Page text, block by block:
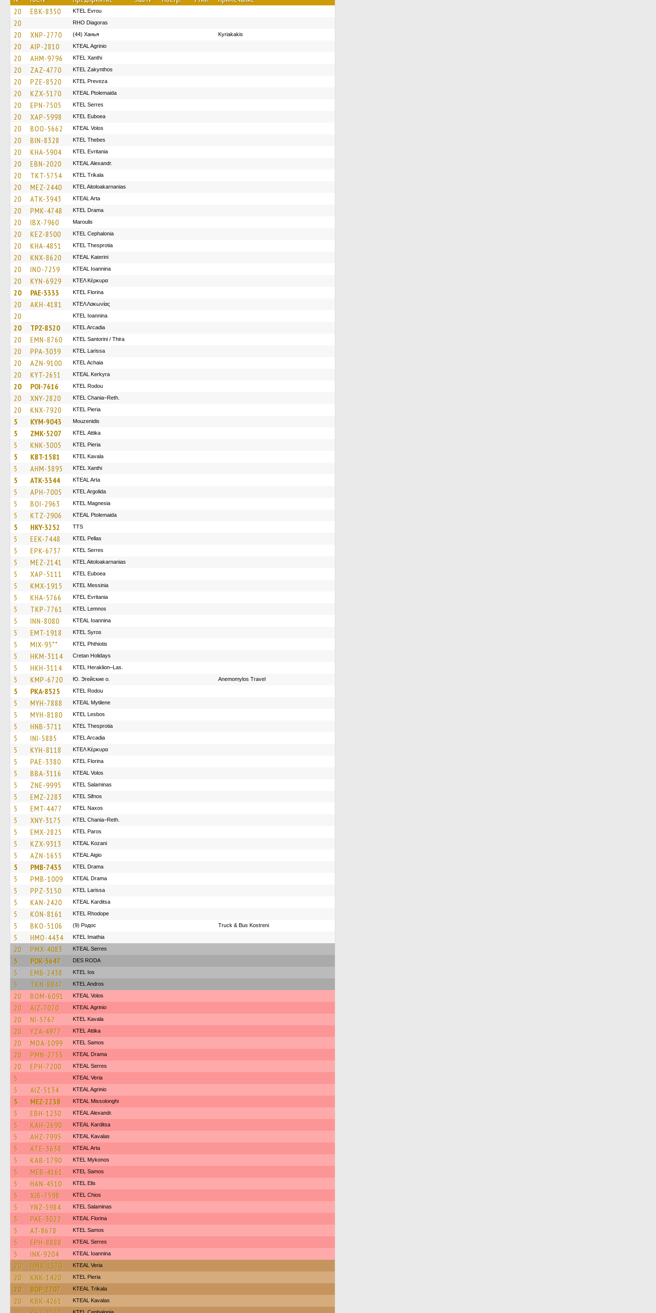
20 EBK-8350 KTEL Evrou
20 RHO Diagoras
20 XNP-2770 (44) Ханья Kyriakakis
20 AIP-2810 KTEAL Agrinio
20 AHM-9796 KTEL Xanthi
20 ZAZ-4770 KTEL Zakynthos
20 PZE-8520 KTEL Preveza
20 KZX-5170 KTEAL Ptolemaida
20 EPN-7505 KTEL Serres
20 XAP-5998 ΚΤΕL Euboea
20 BOO-5662 KTEAL Volos
20 BIN-8328 KTEL Thebes
20 KHA-5904 ΚΤΕL Evritania
20 EBN-2020 KTEAL Alexandr.
20 TKT-5754 ΚΤΕL Τrikala
20 MEZ-2440 KTEL Aitoloakarnanias
20 ATK-3943 KTEAL Arta
20 PMK-4748 KTEL Drama
20 IBX-7960 Maroulis
20 KEZ-8500 KTEL Cephalonia
20 KHA-4851 KTEL Thesprotia
20 KNX-8620 KTEAL Katerini
20 INO-7259 KTEAL Ioannina
20 KYN-6929 ΚΤΕΛ Κέρκυρα
20 PAE-3333 KTEL Florina
20 AKH-4181 ΚΤΕΛ Λακωνίας
20 KTEL Ioannina
20 TPZ-8520 KTEL Arcadia
20 EMN-8760 KTEL Santorini / Thira
20 PPA-3039 KTEL Larissa
20 AZN-9100 KTEL Achaia
20 KYT-2651 KTEAL Kerkyra
20 POI-7616 ΚΤΕL Rodou
20 XNY-2820 KTEL Chania–Reth.
20 KNX-7920 KTEL Pieria
5 KYM-9043 Mouzenidis
5 ZMK-5207 KΤΕL Αttika
5 KNK-3005 KTEL Pieria
5 KBT-1581 KTEL Kavala
5 AHM-3895 KTEL Xanthi
5 ATK-3344 KTEAL Arta
5 APH-7005 KTEL Argolida
5 BOI-2963 ΚΤΕL Magnesia
5 KTZ-2906 KTEAL Ptolemaida
5 HKY-3252 TTS
5 EEK-7448 KTEL Pellas
5 EPK-6737 KTEL Serres
5 MEZ-2141 KTEL Aitoloakarnanias
5 XAP-5111 ΚΤΕL Euboea
5 KMX-1915 KTEL Messinia
5 KHA-5766 ΚΤΕL Evritania
5 TKP-7761 KTEL Lemnos
5 INN-8080 KTEAL Ioannina
5 EMT-1918 KTEL Syros
5 MIX-95** ΚΤΕL Phthiotis
5 HKM-3114 Cretan Holidays
5 HKH-3114 KTEL Heraklion–Las.
5 KMP-6720 Ю. Эгейские о. Anemomylos Travel
5 PKA-8525 ΚΤΕL Rodou
5 MYH-7888 KTEAL Mytilene
5 MYH-8180 KTEL Lesbos
5 HNB-3711 KTEL Thesprotia
5 INI-5885 KTEL Arcadia
5 KYH-8118 ΚΤΕΛ Κέρκυρα
5 PAE-3380 KTEL Florina
5 BBA-3116 KTEAL Volos
5 ZNE-9995 KTEL Salaminas
5 EMZ-2283 KTEL Sifnos
5 EMT-4477 KTEL Naxos
5 XNY-3175 KTEL Chania–Reth.
5 EMX-2825 KTEL Paros
5 KZX-9313 KTEAL Kozani
5 AZN-1655 KTEAL Aigio
5 PMB-7435 KTEL Drama
5 PMB-1009 KTEAL Drama
5 PPZ-3150 KTEL Larissa
5 KAN-2420 KTEAL Karditsa
5 KON-8161 KTEL Rhodope
5 BKO-5106 (9) Родос Truck & Bus Kostreni
5 HMO-4434 KTEL Imathia
20 PMX-4083 KTEAL Serres
5 POK-5647 DES RODA
5 EMB-2438 KTEL Ios
5 TKN-8847 KTEL Andros
20 BOM-6091 KTEAL Volos
20 AIZ-7070 KTEAL Agrinio
20 NI-5767 KTEL Kavala
20 YZA-4977 KΤΕL Αttika
20 MOA-1099 KTEL Samos
20 PMN-2755 KTEAL Drama
20 EPH-7200 KTEAL Serres
5 KTEAL Veria
5 AIZ-5134 KTEAL Agrinio
5 MEZ-2238 KTEAL Missolonghi
5 EBH-1230 KTEAL Alexandr.
5 KAH-2690 KTEAL Karditsa
5 AHZ-7995 KTEAL Kavalas
5 ATE-3638 KTEAL Arta
5 KAB-1790 KTEL Mykonos
5 MEB-4161 KTEL Samos
5 HAN-4510 KTEL Elis
5 XIB-7598 KTEL Chios
5 YNZ-5984 KTEL Salaminas
5 PAE-3022 KTEAL Florina
5 AT-8678 KTEL Samos
5 EPH-8888 KTEAL Serres
5 INK-9204 KTEAL Ioannina
20 HMX-1570 KTEAL Veria
20 KNK-1420 KTEL Pieria
20 BOP-2707 KTEAL Trikala
20 KBK-4261 KTEAL Kavalas